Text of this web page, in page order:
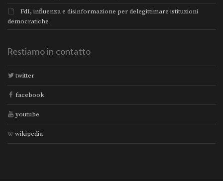
FdI, influenza e disinformazione per delegittimare istituzioni
democratiche
Restiamo in contatto
twitter
facebook
youtube
wikipedia